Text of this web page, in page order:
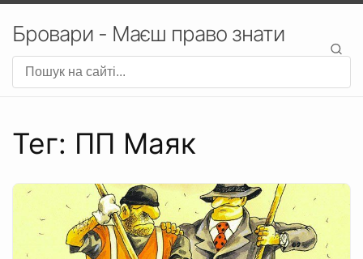
Бровари - Маєш право знати
Тег: ПП Маяк